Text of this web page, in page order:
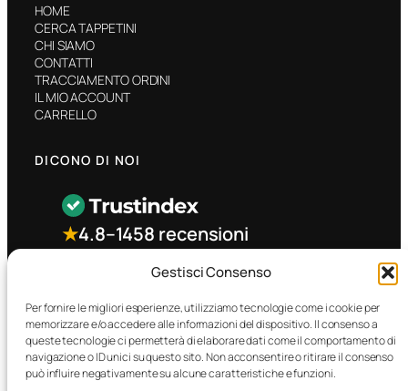
Gestisci Consenso
Per fornire le migliori esperienze, utilizziamo tecnologie come i cookie per
memorizzare e/o accedere alle informazioni del dispositivo. Il consenso a
queste tecnologie ci permetterà di elaborare dati come il comportamento di
navigazione o ID unici su questo sito. Non acconsentire o ritirare il consenso
può influire negativamente su alcune caratteristiche e funzioni.
HOME
CERCA TAPPETINI
CHI SIAMO
CONTATTI
TRACCIAMENTO ORDINI
IL MIO ACCOUNT
CARRELLO
DICONO DI NOI
★4.8–1458 recensioni
CONTATTO RAPIDO
Facebook